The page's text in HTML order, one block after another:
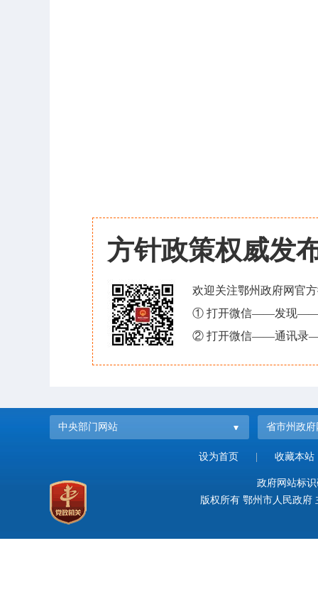
方针政策权威发
欢迎关注鄂州政府网官
① 打开微信——发现——
② 打开微信——通讯录
中央部门网站 省市州政府
设为首页 收藏本站
政府网站标
版权所有 鄂州市人民政府